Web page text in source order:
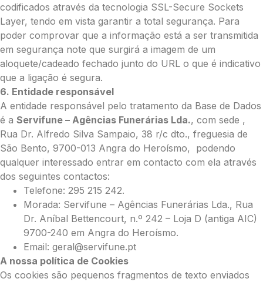
codificados através da tecnologia SSL-Secure Sockets
Layer, tendo em vista garantir a total segurança. Para
poder comprovar que a informação está a ser transmitida
em segurança note que surgirá a imagem de um
aloquete/cadeado fechado junto do URL o que é indicativo
que a ligação é segura.
6. Entidade responsável
A entidade responsável pelo tratamento da Base de Dados
é a Servifune – Agências Funerárias Lda., com sede ,
Rua Dr. Alfredo Silva Sampaio, 38 r/c dto., freguesia de
São Bento, 9700-013 Angra do Heroísmo, podendo
qualquer interessado entrar em contacto com ela através
dos seguintes contactos:
Telefone: 295 215 242.
Morada: Servifune – Agências Funerárias Lda., Rua
Dr. Aníbal Bettencourt, n.º 242 – Loja D (antiga AIC)
9700-240 em Angra do Heroísmo.
Email: geral@servifune.pt
A nossa política de Cookies
Os cookies são pequenos fragmentos de texto enviados